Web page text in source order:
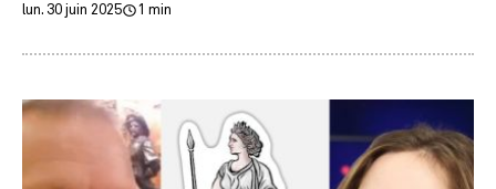
lun. 30 juin 2025 1 min